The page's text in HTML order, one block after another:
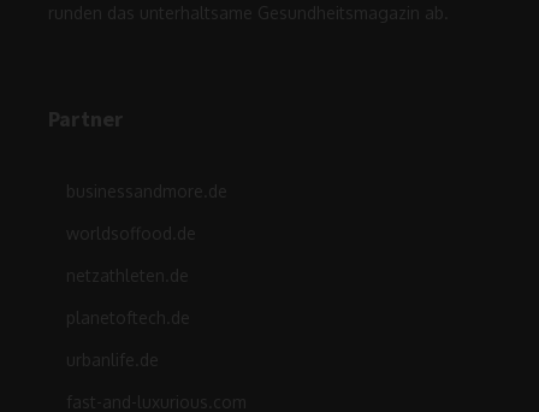
runden das unterhaltsame Gesundheitsmagazin ab.
Partner
businessandmore.de
worldsoffood.de
netzathleten.de
planetoftech.de
urbanlife.de
fast-and-luxurious.com